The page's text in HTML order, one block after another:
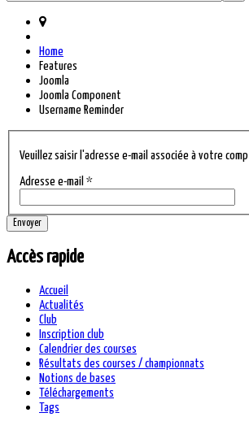
Home
Features
Joomla
Joomla Component
Username Reminder
Veuillez saisir l'adresse e-mail associée à votre
Adresse e-mail *
Envoyer
Accès rapide
Accueil
Actualités
Club
Inscription club
Calendrier des courses
Résultats des courses / championnats
Notions de bases
Téléchargements
Tags